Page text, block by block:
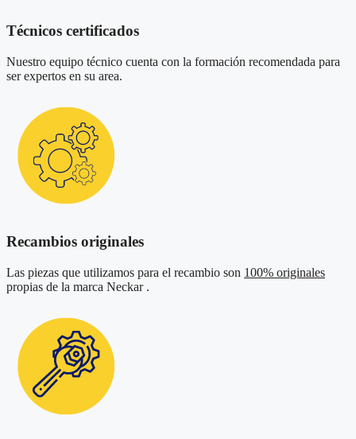
Técnicos certificados
Nuestro equipo técnico cuenta con la formación recomendada para
ser expertos en su area.
Recambios originales
Las piezas que utilizamos para el recambio son 100% originales
propias de la marca Neckar .